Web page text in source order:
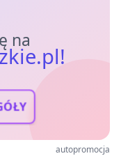
na
autopromocja